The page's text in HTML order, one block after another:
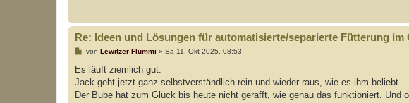
Re: Ideen und Lösungen für automatisierte/separierte Fütterung im
B
i
r
a
von Lewitzer Flummi » Sa 11. Okt 2025, 08:53
Es läuft ziemlich gut.
Jack geht jetzt ganz selbstverständlich rein und wieder raus, wie es ihm beliebt.
Der Bube hat zum Glück bis heute nicht gerafft, wie genau das funktioniert.